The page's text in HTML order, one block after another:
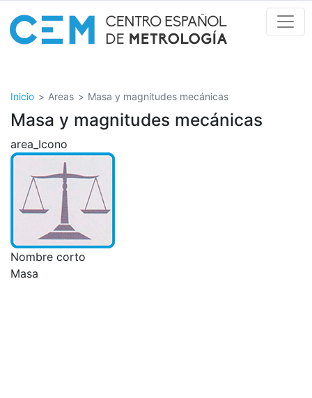
al
contenido
Inicio Areas Masa y magnitudes mecánicas
Masa y magnitudes mecánicas
area_Icono
Nombre corto
Masa